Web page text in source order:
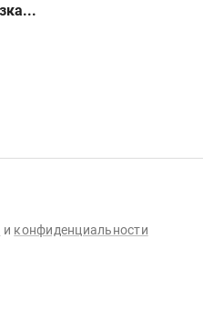
и конфиденциальности